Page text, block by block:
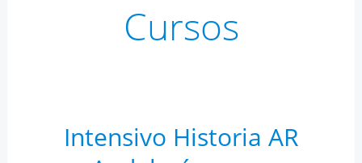
Cursos
Intensivo Historia AR